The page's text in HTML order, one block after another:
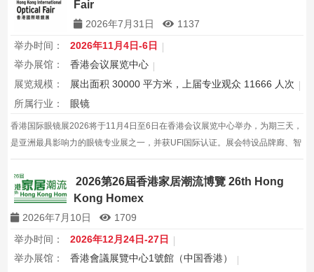
Fair
2026年7月31日
1137
举办时间：
2026年11月4日-6日
举办展馆：
香港会议展览中心
展览规模：
展出面积 30000 平方米，上届专业观众 11666 人次
所属行业：
眼镜
香港国际眼镜展2026将于11月4日至6日在香港会议展览中心举办，为期三天，
是亚洲最具影响力的眼镜专业展之一，并获UFI国际认证。展会特设品牌廊、智
能眼镜专区与多国展馆，汇聚全球视光产品供应商，并配套眼镜汇演与行业论
坛，为展商与买家创造高效的跨境商贸与合作机…
2026第26屆香港家居潮流博覽 26th Hong
Kong Homex
2026年7月10日
1709
举办时间：
2026年12月24日-27日
举办展馆：
香港會議展覽中心1號館（中国香港）